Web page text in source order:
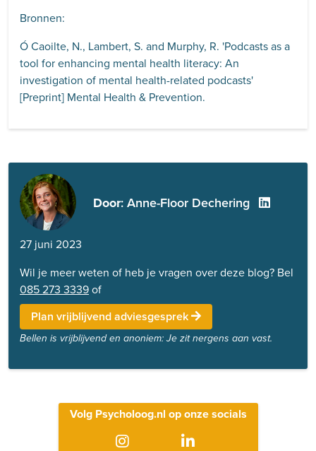
Bronnen:
Ó Caoilte, N., Lambert, S. and Murphy, R. 'Podcasts as a
tool for enhancing mental health literacy: An
investigation of mental health-related podcasts'
[Preprint] Mental Health & Prevention.
Door: Anne-Floor Dechering
27 juni 2023
Wil je meer weten of heb je vragen over deze blog? Bel
085 273 3339of
Plan vrijblijvend adviesgesprek
Bellen is vrijblijvend en anoniem: Je zit nergens aan vast.
Volg Psycholoog.nl op onze socials